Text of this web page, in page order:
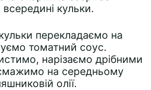
всередині кульки.
перекладаємо на
томатний соус.
нарізаємо дрібними
на середньому
олії.